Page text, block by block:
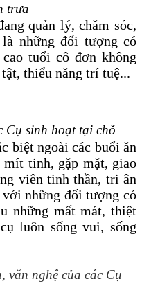
trưa
quản lý, chăm sóc,
những đối tượng có
tuổi cô đơn không
thiểu năng trí tuệ...
Cụ sinh hoạt tại chỗ
biệt ngoài các buổi ăn
tinh, gặp mặt, giao
viên tinh thần, tri ân
những đối tượng có
những mất mát, thiệt
luôn sống vui, sống
văn nghệ của các Cụ